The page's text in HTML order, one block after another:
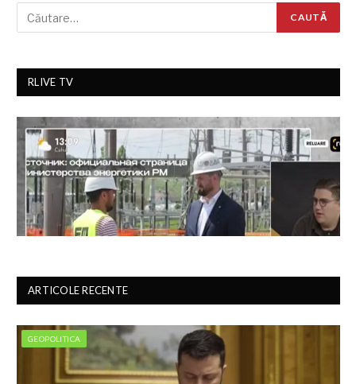
RLIVE TV
ARTICOLE RECENTE
GEOPOLITICA